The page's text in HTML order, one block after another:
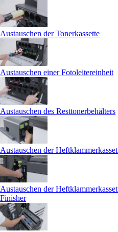
Austauschen der Tonerkassette
Austauschen einer Fotoleitereinheit
Austauschen des Resttonerbehälters
Austauschen der
Austauschen der
Finisher